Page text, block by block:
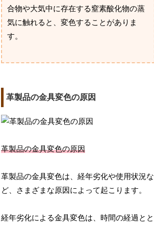
合物や大気中に存在する窒素酸化物の蒸
気に触れると、変色することがありま
す。
革製品の金具変色の原因
革製品の金具変色の原因
革製品の金具変色は、経年劣化や使用状況な
ど、さまざまな原因によって起こります。
経年劣化による金具変色は、時間の経過とと